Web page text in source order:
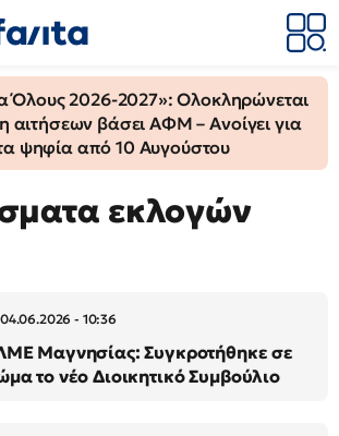
Όλους 2026-2027»: Ολοκληρώνεται
βάσει ΑΦΜ – Ανοίγει για
ψηφία από 10 Αυγούστου
εκλογών
04.06.2026 - 10:36
Μαγνησίας: Συγκροτήθηκε σε
το νέο Διοικητικό Συμβούλιο